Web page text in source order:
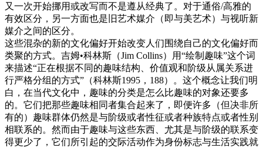
又一次开始挪用或改写而不是遵从经典了。对于通俗/高雅的
有效区分，另一方面也是旧艺术媒介（即与美艺术）与视听新
媒介之间的区分。
这些混杂的新的文化偏好开始改变人们围绕自己的文化偏好而
类聚的方式。吉姆•科林斯（Jim Collins）用“绘制趣味”这个词
来描述“正在根据不同的趣味结构、价值观和阶级从属关系进
行严格分组的方式”（科林斯1995，188）。这个概念让我们明
白，在当代文化中，趣味的分类是怎么比趣味的对象还要多
的。它们把那些趣味相同者集合起来了，即便许多（但决非所
有的）趣味群体仍然是与阶级或者性征或者种族特点或者性别
相联系的。然而由于趣味与这些东西、尤其是与阶级的联系变
得更少了，它们所引起的交际活动作为身份标志与生活实践就